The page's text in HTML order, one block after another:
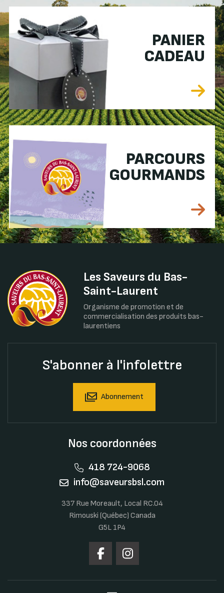
PANIER
CADEAU
PARCOURS
GOURMANDS
Les Saveurs du Bas-
Saint-Laurent
Organisme de promotion et de
commercialisation des produits bas-
laurentiens
S'abonner à l'infolettre
Abonnement
Nos coordonnées
418 724-9068
info@saveursbsl.com
337 Rue Moreault, Local RC.04
Rimouski (Québec) Canada
G5L 1P4